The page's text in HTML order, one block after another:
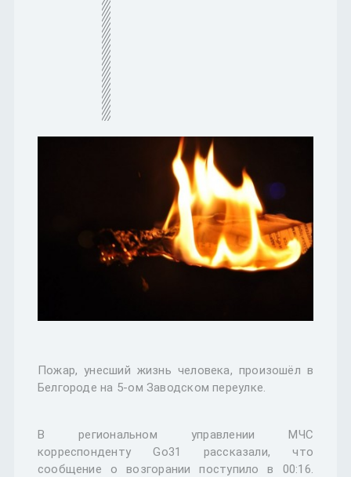
Пожар, унесший жизнь человека, произошёл в
Белгороде на 5-ом Заводском переулке.
В региональном управлении МЧС
корреспонденту Go31 рассказали, что
сообщение о возгорании поступило в 00:16.